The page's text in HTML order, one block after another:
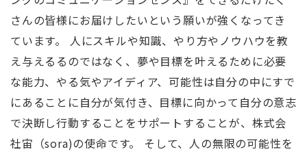
さんの皆様にお届けしたいという願いが強くなってき
ています。 人にスキルや知識、やり方やノウハウを教
え与えるるのではなく、夢や目標を叶えるために必要
な能力、やる気やアイディア、可能性は自分の中にすで
にあることに自分が気付き、目標に向かって自分の意志
で決断し行動することをサポートすることが、株式会
社宙（sora)の使命です。 そして、人の無限の可能性を